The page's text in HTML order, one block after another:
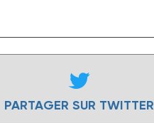
PARTAGER SUR TWITTER